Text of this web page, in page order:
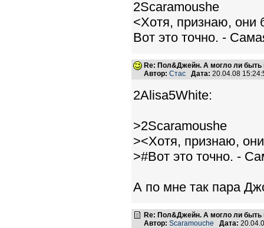
2Scaramoushe
<Хотя, признаю, они
Вот это точно. -
Re: Пол&Джейн. А могло ли быть
Автор: Стас Дата: 20.04.08
2Alisa5White:
>2Scaramoushe
><Хотя, признаю,
>#Вот это точно. -
А по мне так пара
Re: Пол&Джейн. А могло ли быть
Автор: Scaramouche Дата: